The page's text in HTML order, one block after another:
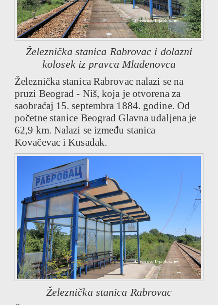
Železnička stanica Rabrovac i dolazni
kolosek iz pravca Mladenovca
Železnička stanica Rabrovac nalazi se na
pruzi Beograd - Niš, koja je otvorena za
saobraćaj 15. septembra 1884. godine. Od
početne stanice Beograd Glavna udaljena je
62,9 km. Nalazi se između stanica
Kovačevac i Kusadak.
Železnička stanica Rabrovac